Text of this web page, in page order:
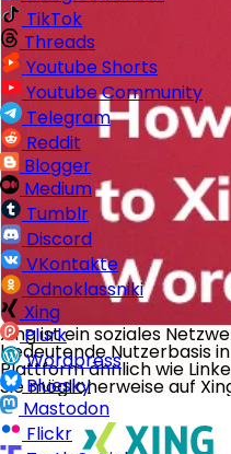
TikTok
Threads
Youtube Shorts
Youtube Community
Telegram
Reddit
Blogger
Medium
Tumblr
Discord
VKontakte
Odnoklassniki
Xing
Plurk
Wordpress
Bluesky
Mastodon
Flickr
Xing ist ein soziales
bedeutende Nutzerbasis
Plattform ähnlich wie
Sie möglicherweise auf